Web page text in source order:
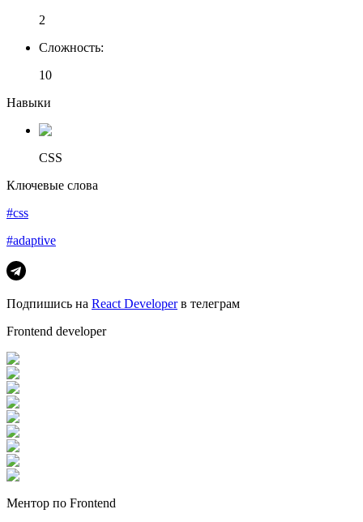
2
Сложность:
10
Навыки
CSS
Ключевые слова
#css
#adaptive
Подпишись на React Developerв телеграм
Frontend developer
Ментор по Frontend